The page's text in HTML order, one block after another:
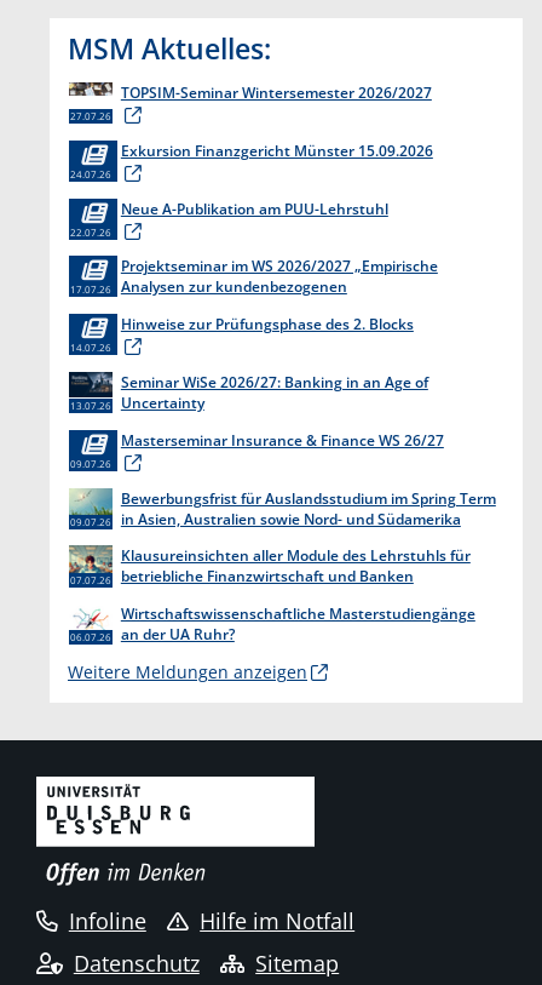
MSM Aktuelles:
TOPSIM-Seminar Wintersemester 2026/2027
27.07.26
Exkursion Finanzgericht Münster 15.09.2026
24.07.26
Neue A-Publikation am PUU-Lehrstuhl
22.07.26
Projektseminar im WS 2026/2027 „Empirische
Analysen zur kundenbezogenen
17.07.26
Hinweise zur Prüfungsphase des 2. Blocks
14.07.26
Seminar WiSe 2026/27: Banking in an Age of
Uncertainty
13.07.26
Masterseminar Insurance & Finance WS 26/27
09.07.26
Bewerbungsfrist für Auslandsstudium im Spring Term
in Asien, Australien sowie Nord- und Südamerika
09.07.26
Klausureinsichten aller Module des Lehrstuhls für
betriebliche Finanzwirtschaft und Banken
07.07.26
Wirtschaftswissenschaftliche Masterstudiengänge
an der UA Ruhr?
06.07.26
Weitere Meldungen anzeigen
Infoline
Hilfe im Notfall
Datenschutz
Sitemap